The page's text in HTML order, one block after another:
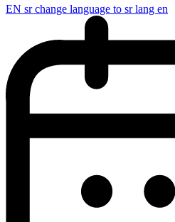
EN sr change language to sr lang en